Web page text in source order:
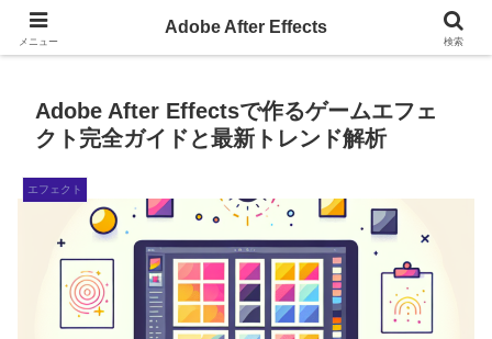
AdobeAfterEffectsの小ネタサイト
Adobe After Effectsで作るゲームエフェ
クト完全ガイドと最新トレンド解析
エフェクト
メニュー
Adobe After Effects
検索